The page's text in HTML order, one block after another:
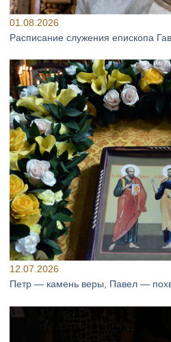
01.08.2026
Расписание служения епископа
12.07.2026
Петр — камень веры, Павел —